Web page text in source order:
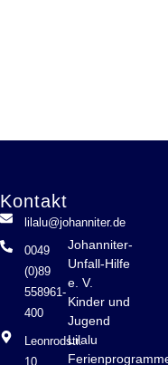
Johanniter-
Unfall-Hilfe
e. V.
Kinder und
Jugend
Lilalu
Kontakt
lilalu@johanniter.de
0049
(0)89
558961-
400
Leonrodstr.
10